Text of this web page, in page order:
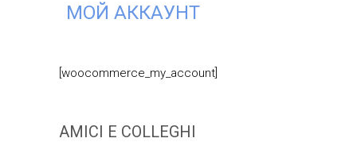
МОЙ АККАУНТ
[woocommerce_my_account]
AMICI E COLLEGHI